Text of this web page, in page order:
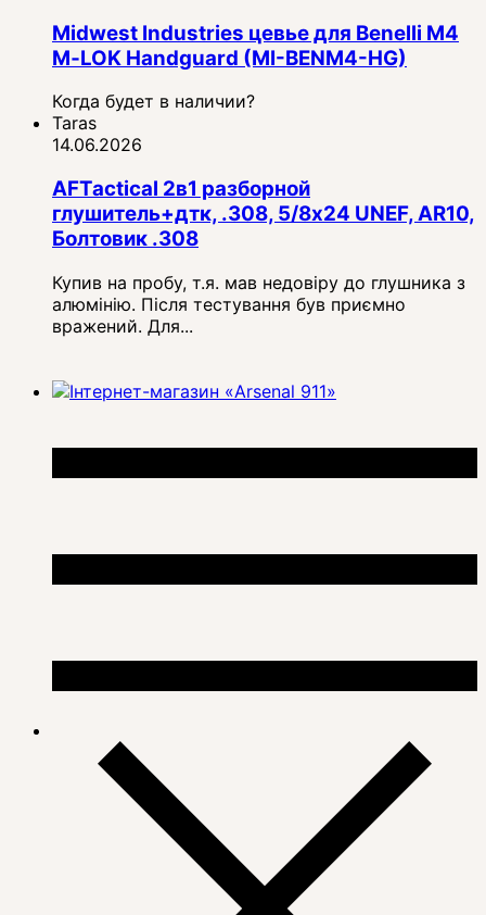
Midwest Industries цевье для Benelli M4
M‑LOK Handguard (MI-BENM4-HG)
Когда будет в наличии?
Taras
14.06.2026
AFTactical 2в1 разборной
глушитель+дтк, .308, 5/8x24 UNEF, AR10,
Болтовик .308
Купив на пробу, т.я. мав недовіру до глушника з
алюмінію. Після тестування був приємно
вражений. Для...